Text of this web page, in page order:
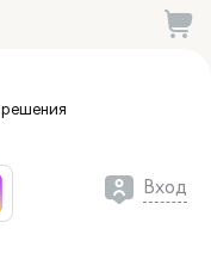
решения
Вход